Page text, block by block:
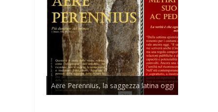
Aere Perennius, la saggezza latina oggi